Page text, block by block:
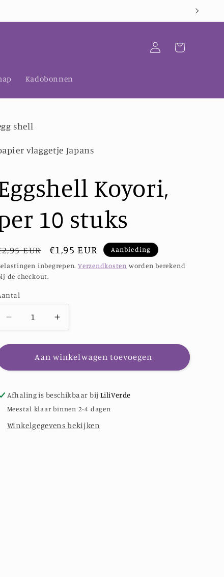
Kadobonnen
InloggenWinkelwagen
shell
vlaggetje Japans
Koyori,
10 stuks
EUR Aanbiedingsprijs
€1,95 EUR Aanbieding
inbegrepen. Verzendkosten worden berekend
de checkout.
Aantal
verlagen
voor
Eggshell
Koyori,
10
stuks
Aantal
verhogen
voor
Eggshell
Koyori,
10
Aan winkelwagen toevoegen
Afhaling is beschikbaar bij LiliVerde
Meestal klaar binnen 2-4 dagen
Winkelgegevens bekijken